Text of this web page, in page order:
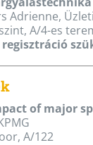
Adrienne,
A/4-es
of major
A/122